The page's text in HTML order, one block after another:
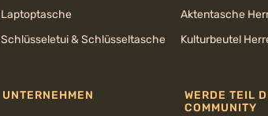
Laptoptasche Aktentasche
Schlüsseletui & Schlüsseltasche Kulturbeutel
UNTERNEHMEN
WERDE TEIL
COMMUNITY